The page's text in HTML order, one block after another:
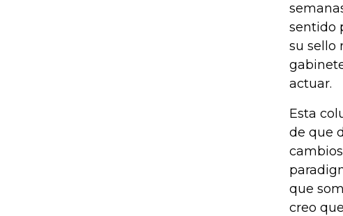
sentido
su sello
actuar.
Esta
de que
que
creo